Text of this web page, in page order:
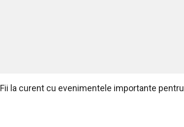
Fii la curent cu evenimentele importante pentru